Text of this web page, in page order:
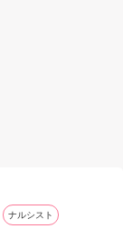
ナルシスト